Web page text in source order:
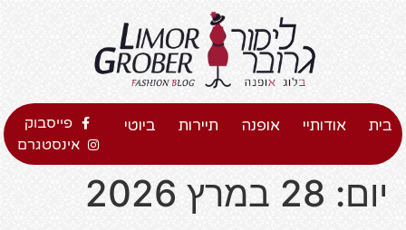
בית אודותיי אופנה תיירות ביוטי
פייסבוק
אינסטגרם
יום: 28 במרץ 2026